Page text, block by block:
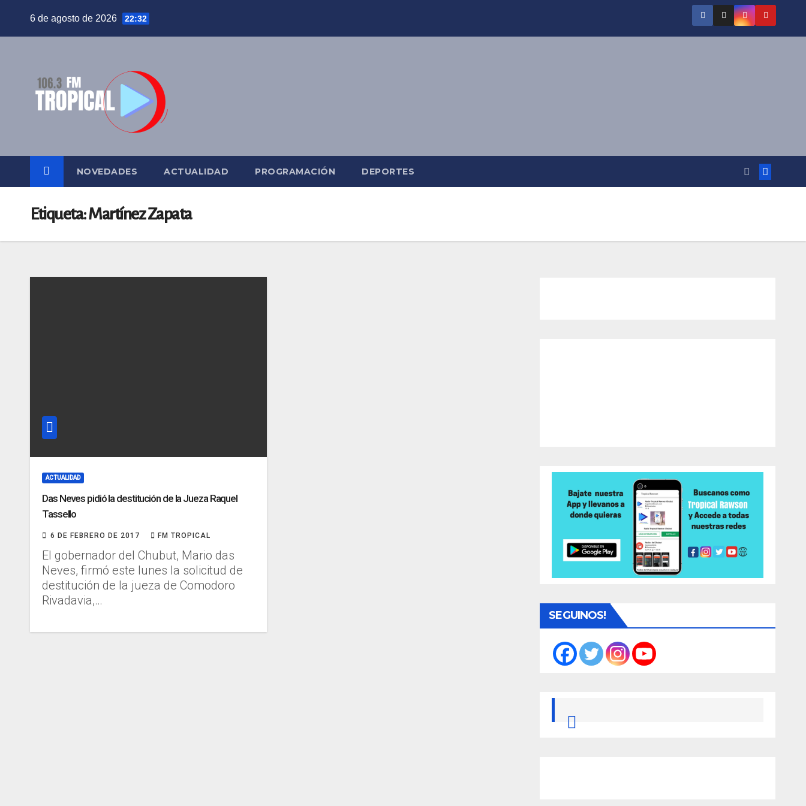
6 de agosto de 2026 22:32
NOVEDADES ACTUALIDAD PROGRAMACIÓN DEPORTES
Etiqueta:Martínez Zapata
ACTUALIDAD
Das Neves pidió la destitución de la Jueza Raquel
Tassello
6 DE FEBRERO DE 2017 FM TROPICAL
El gobernador del Chubut, Mario das
Neves, firmó este lunes la solicitud de
destitución de la jueza de Comodoro
Rivadavia,…
SEGUINOS!